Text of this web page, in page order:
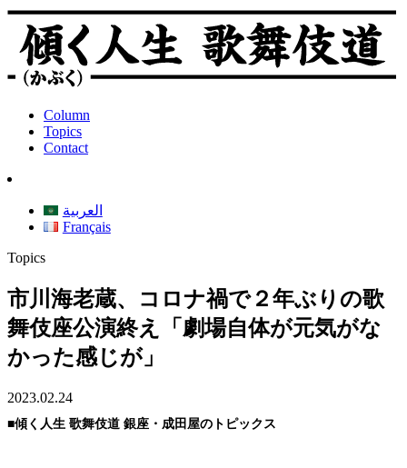
Column
Topics
Contact
العربية
Français
Topics
市川海老蔵、コロナ禍で２年ぶりの歌
舞伎座公演終え「劇場自体が元気がな
かった感じが」
2023.02.24
■傾く人生 歌舞伎道 銀座・成田屋のトピックス